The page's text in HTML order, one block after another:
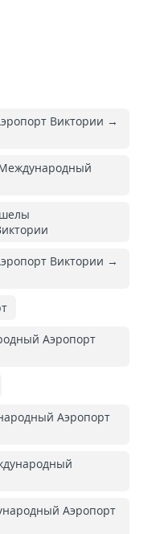
Виктории →
Виктории →
Аэропорт
Аэропорт
Аэропорт